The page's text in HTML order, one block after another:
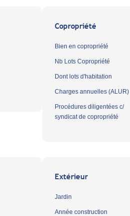
Copropriété
Bien en copropriété
Nb Lots Copropriété
Dont lots d'habitation
Charges annuelles (ALUR)
Procédures diligentées c/
syndicat de copropriété
Extérieur
Jardin
Année construction